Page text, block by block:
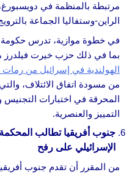
مرتبطة بالمنظمة في
الراين-وستفاليا الجماعة
في خطوة موازية، تدرس حكومة
بما في ذلك حزب خيرت فيلدرز
الهولندية في إسرائيل من
من مسودة اتفاق الائتلاف،
المحرقة في اختبارات التجنيس
التمييز والعنصرية.
جنوب أفريقيا تطالب
الإسرائيلي على رفح
من المقرر أن تقدم جنوب